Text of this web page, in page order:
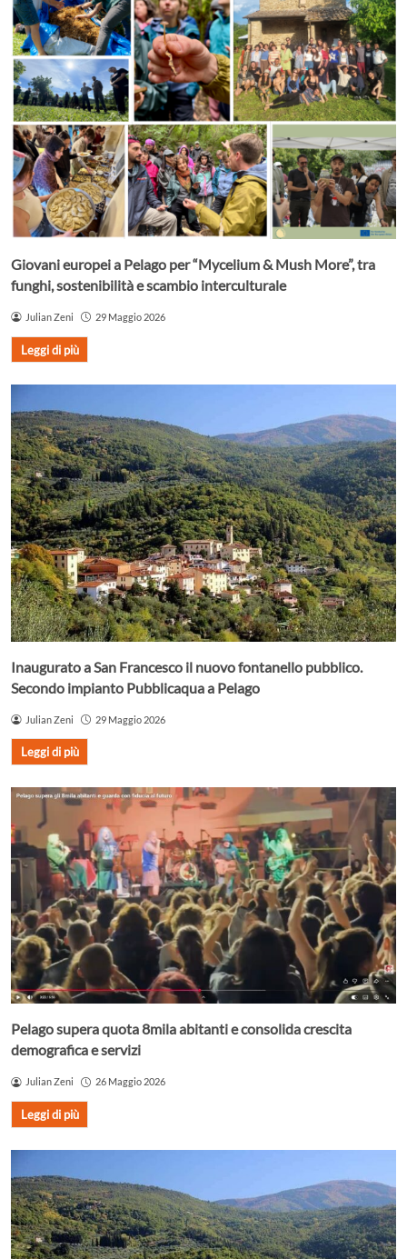
Giovani europei a Pelago per “Mycelium & Mush More”, tra
funghi, sostenibilità e scambio interculturale
Julian Zeni 29 Maggio 2026
Leggi di più
Inaugurato a San Francesco il nuovo fontanello pubblico.
Secondo impianto Pubblicaqua a Pelago
Julian Zeni 29 Maggio 2026
Leggi di più
Pelago supera quota 8mila abitanti e consolida crescita
demografica e servizi
Julian Zeni 26 Maggio 2026
Leggi di più